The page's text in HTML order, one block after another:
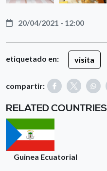
20/04/2021 - 12:00
etiquetado en: visita
compartir:
RELATED COUNTRIES
Guinea Ecuatorial